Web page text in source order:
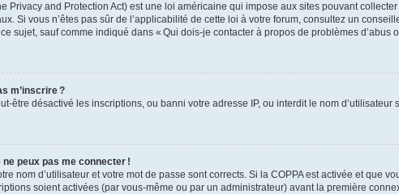
Privacy and Protection Act) est une loi américaine qui impose aux sites pouvant
Si vous n’êtes pas sûr de l’applicabilité de cette loi à votre forum, consultez un
sujet, sauf comme indiqué dans « Qui dois-je contacter à propos de problèmes d’abus
m’inscrire ?
être désactivé les inscriptions, ou banni votre adresse IP, ou interdit le nom
peux pas me connecter !
nom d’utilisateur et votre mot de passe sont corrects. Si la COPPA est activée et que
soient activées (par vous-même ou par un administrateur) avant la première